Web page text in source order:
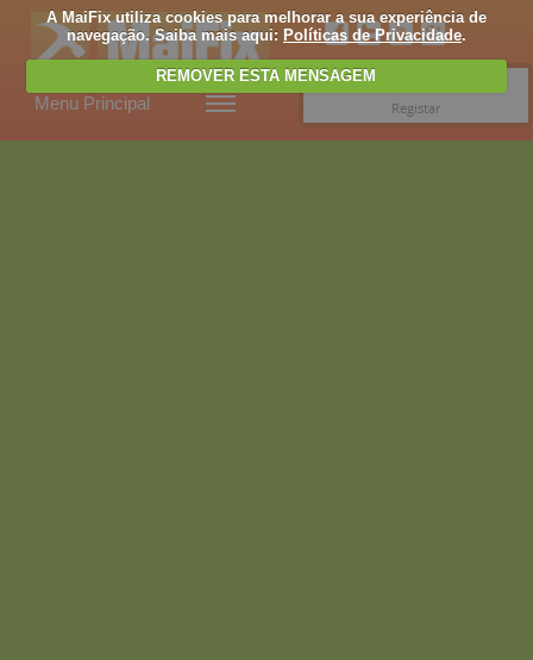
A MaiFix utiliza cookies para melhorar a sua experiência de
navegação. Saiba mais aqui: Políticas de Privacidade.
REMOVER ESTA MENSAGEM
Menu Principal
Registar